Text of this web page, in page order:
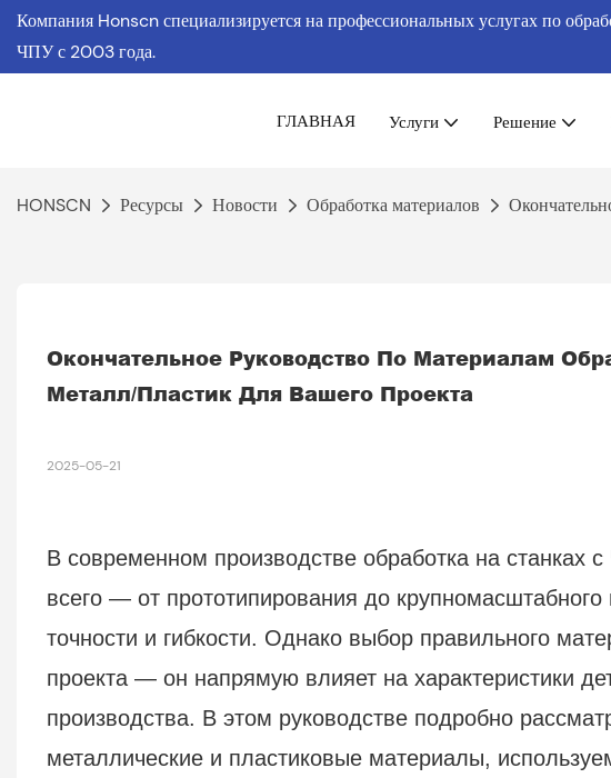
Компания Honscn специализируется на профессиональных услугах по
ЧПУс 2003 года.
ГЛАВНАЯ Услуги Решение
HONSCN Ресурсы Новости Обработка материалов
Окончательное Руководство По Материалам
Металл/пластик Для Вашего Проекта
2025-05-21
В современном производстве обработка на станках
всего — от прототипирования до
точности и гибкости. Однако выбор правильного
проекта — он напрямую влияет на характеристики
производства. В этом руководстве подробно
металлические и пластиковые материалы,